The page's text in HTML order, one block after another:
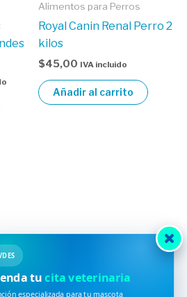
Alimentos para Perros
Royal Canin Renal Perro 2
kilos
$45,00 IVA incluido
Añadir al carrito
tucita veterinaria
especializada para tu mascota